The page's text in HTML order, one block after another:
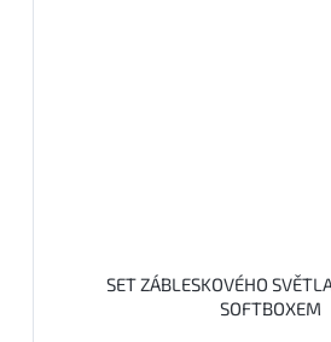
SET ZÁBLESKOVÉHO
SOFTBOXEM